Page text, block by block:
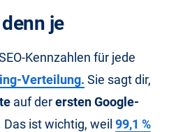
je
Kennzahlen für jede
Verteilung. Sie sagt dir,
auf derersten Google-
Das ist wichtig, weil 99,1 %